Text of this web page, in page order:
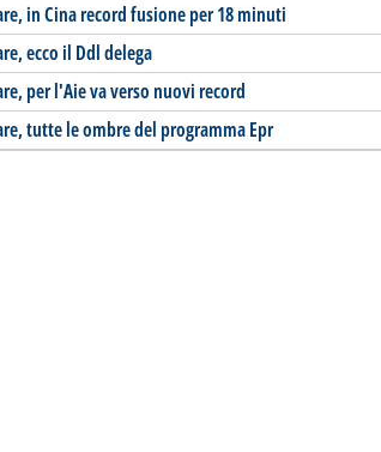
in Cina record fusione per 18 minuti
ecco il Ddl delega
per l'Aie va verso nuovi record
tutte le ombre del programma Epr